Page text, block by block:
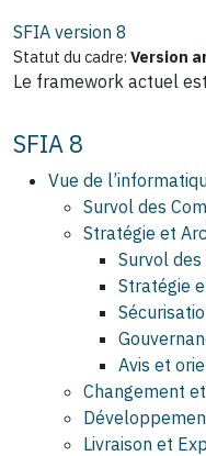
SFIA version 8
Statut du cadre: Version
Le framework actuel est
SFIA 8
Vue de
Survol des
Stratégie et
Survol
Stratégie
Avis et
Changement
Livraison et